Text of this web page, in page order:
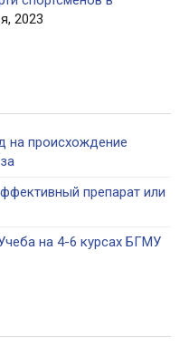
2023
на происхождение
препарат или
на 4-6 курсах БГМУ